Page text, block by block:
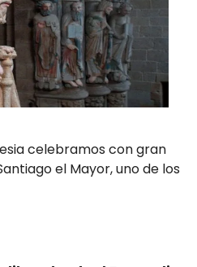
celebramos con gran
el Mayor, uno de los